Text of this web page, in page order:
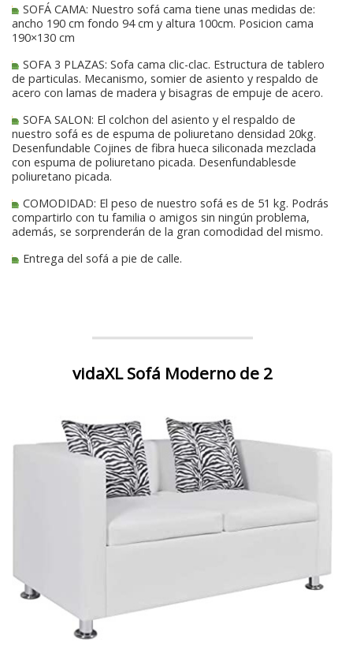
SOFÁ CAMA: Nuestro sofá cama tiene unas medidas de:
ancho 190 cm fondo 94 cm y altura 100cm. Posicion cama
190×130 cm
SOFA 3 PLAZAS: Sofa cama clic-clac. Estructura de tablero
de particulas. Mecanismo, somier de asiento y respaldo de
acero con lamas de madera y bisagras de empuje de acero.
SOFA SALON: El colchon del asiento y el respaldo de
nuestro sofá es de espuma de poliuretano densidad 20kg.
Desenfundable Cojines de fibra hueca siliconada mezclada
con espuma de poliuretano picada. Desenfundablesde
poliuretano picada.
COMODIDAD: El peso de nuestro sofá es de 51 kg. Podrás
compartirlo con tu familia o amigos sin ningún problema,
además, se sorprenderán de la gran comodidad del mismo.
Entrega del sofá a pie de calle.
vidaXL Sofá Moderno de 2